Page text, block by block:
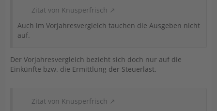
Zitat von Knusperfrisch
Auch im Vorjahresvergleich tauchen die Ausgeben nicht
auf.
Der Vorjahresvergleich bezieht sich doch nur auf die
Einkünfte bzw. die Ermittlung der Steuerlast.
Zitat von Knusperfrisch